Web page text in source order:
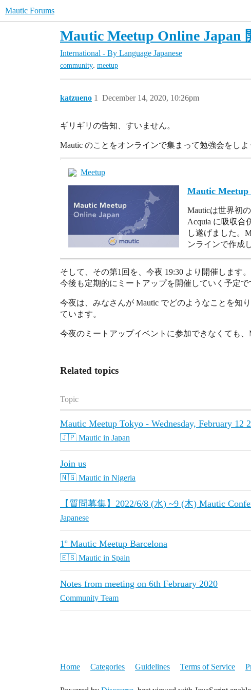
Mautic Forums
Mautic Meetup Online Japan
International - By Language Japanese
community, meetup
katzueno December 14, 2020, 10:26pm
1
ギリギリの告知、すいません。
Mautic のことをオンラインで集まって勉強会をし
Meetup
Mautic Meetup
Mauticは世界初
Acquia に吸収合
し遂げました。
ンラインで作成
そして、その第1回を、今夜 19:30 より開催します。
今後も定期的にミートアップを開催していく予定で
今夜は、みなさんが Mautic でどのようなことを知
ています。
今夜のミートアップイベントに参加できなくても
Related topics
Topic
Mautic Meetup Tokyo - Wednesday, February 12
🇯🇵 Mautic in Japan
Join us
🇳🇬 Mautic in Nigeria
【質問募集】2022/6/8 (水) ~9 (木) Mautic
Japanese
1º Mautic Meetup Barcelona
🇪🇸 Mautic in Spain
Notes from meeting on 6th February 2020
Community Team
Home Categories Guidelines Terms of Service